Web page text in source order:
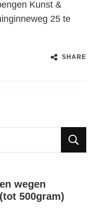
Kunst &
25 te
SHARE
wegen
500gram)